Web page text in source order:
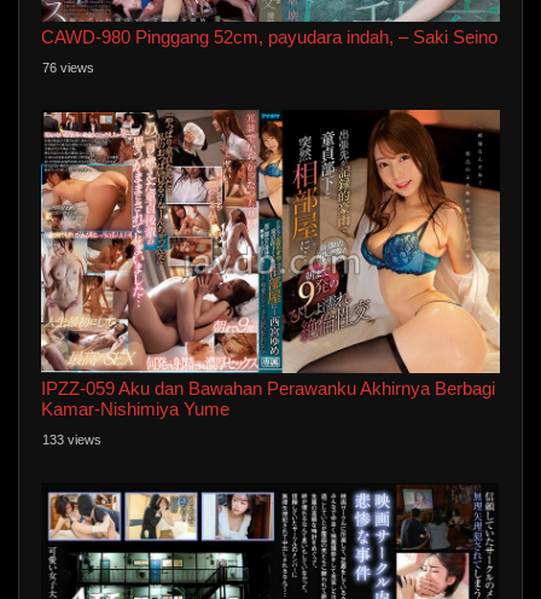
CAWD-980 Pinggang 52cm, payudara indah, – Saki Seino
76 views
IPZZ-059 Aku dan Bawahan Perawanku Akhirnya Berbagi
Kamar-Nishimiya Yume
133 views